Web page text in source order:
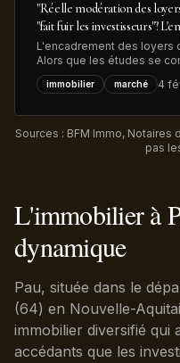
"Réelle modération des
"fait fuir les investisseurs"?
des débats sur le logement
L'encadrement des
Alors que les études se
expérimentation est au
en zones tendues à l'aube
immobilier marché 4
Sources : BFM Immo,
pas
L'immobilier à
dynamique
Pau, située dans le
(64) en Nouvelle-
immobilier diversifié qui
accédants que les